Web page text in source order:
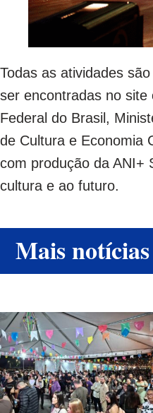
Todas as atividades
ser encontradas no site
Federal do Brasil,
de Cultura e Economia
com produção da ANI+
cultura e ao futuro.
Mais notícias